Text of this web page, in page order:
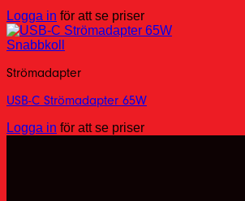
Logga in för att se priser
Snabbkoll
Strömadapter
USB-C Strömadapter 65W
Logga in för att se priser